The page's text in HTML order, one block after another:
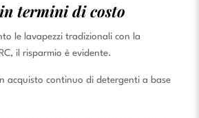
termini di costo
le lavapezzi tradizionali con la
il risparmio è evidente.
acquisto continuo di detergenti a base